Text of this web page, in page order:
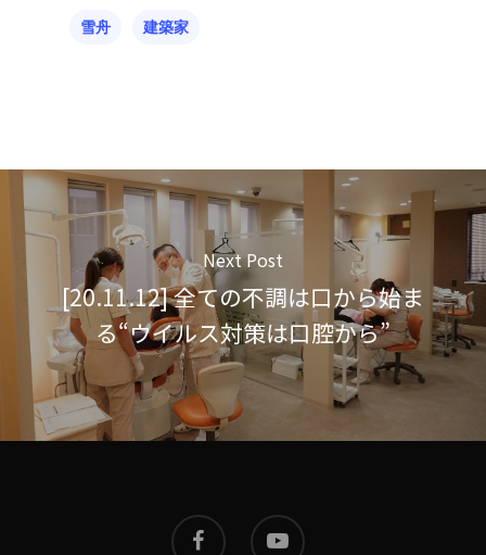
雪舟 建築家
Next Post
[20.11.12] 全ての不調は口から始ま
る“ウイルス対策は口腔から”